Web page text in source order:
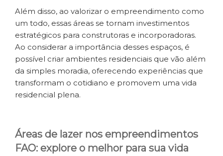
Além disso, ao valorizar o empreendimento como
um todo, essas áreas se tornam investimentos
estratégicos para construtoras e incorporadoras.
Ao considerar a importância desses espaços, é
possível criar ambientes residenciais que vão além
da simples moradia, oferecendo experiências que
transformam o cotidiano e promovem uma vida
residencial plena.
Áreas de lazer nos empreendimentos
FAO: explore o melhor para sua vida